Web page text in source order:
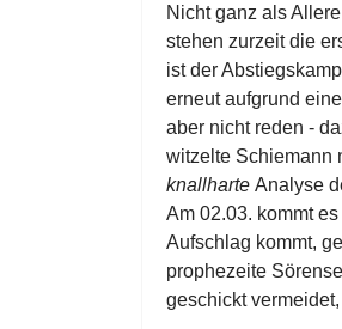
Nicht ganz als
stehen zurzeit die
ist der
erneut aufgrund
aber nicht reden -
witzelte Schiemann
knallharte Analyse
Am 02.03. kommt
Aufschlag kommt,
prophezeite
geschickt